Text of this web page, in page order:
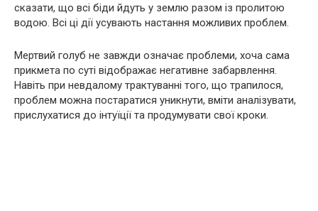
сказати, що всі біди йдуть у землю разом із пролитою
водою. Всі ці дії усувають настання можливих проблем.
Мертвий голуб не завжди означає проблеми, хоча сама
прикмета по суті відображає негативне забарвлення.
Навіть при невдалому трактуванні того, що трапилося,
проблем можна постаратися уникнути, вміти аналізувати,
прислухатися до інтуїції та продумувати свої кроки.